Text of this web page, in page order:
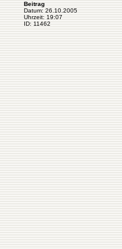
Beitrag
Datum: 26.10.2005
Uhrzeit: 19:07
ID: 11462